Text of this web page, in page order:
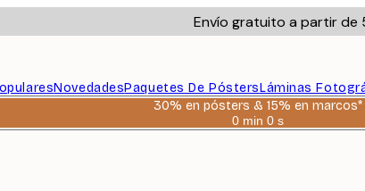
Envío gratuito a partir de
NovedadesPaquetes De PóstersLáminas
30% en pósters & 15% en marcos*
0 min 0 s
Válido